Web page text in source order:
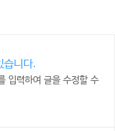
습니다.
입력하여 글을 수정할 수